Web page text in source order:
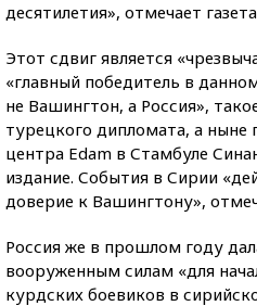
десятилетия», отмечает
Этот сдвиг является
«главный победитель в
не Вашингтон, а Россия»,
турецкого дипломата, а ныне
центра Edam в Стамбуле
издание. События в Сирии
доверие к Вашингтону»,
Россия же в прошлом году
вооруженным силам «для
курдских боевиков в